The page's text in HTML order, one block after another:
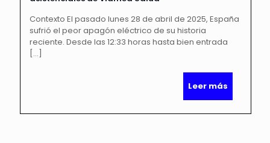
Contexto El pasado lunes 28 de abril de 2025, España
sufrió el peor apagón eléctrico de su historia
reciente. Desde las 12:33 horas hasta bien entrada
[…]
Leer más